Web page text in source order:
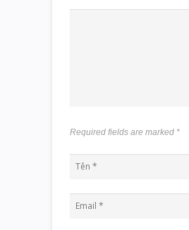
Required fields are marked *